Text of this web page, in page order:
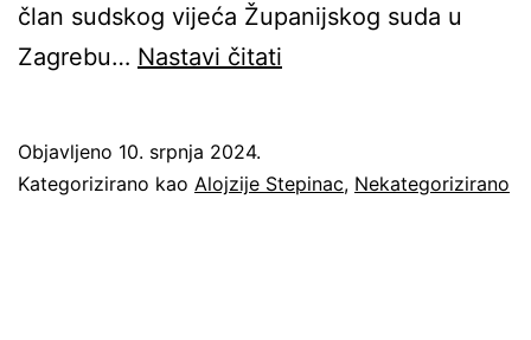
član sudskog vijeća Županijskog suda u
Zagrebu… Nastavi čitati
Pavelin
Objavljeno 10. srpnja 2024.
Kategorizirano kao Alojzije Stepinac, Nekategorizirano